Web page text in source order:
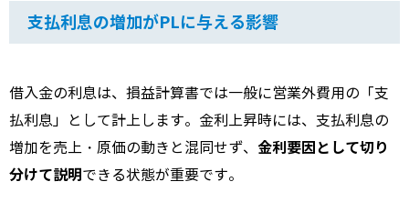
支払利息の増加がPLに与える影響
借入金の利息は、損益計算書では一般に営業外費用の「支
払利息」として計上します。金利上昇時には、支払利息の
増加を売上・原価の動きと混同せず、 金利要因として切り
分けて説明できる状態が重要です。